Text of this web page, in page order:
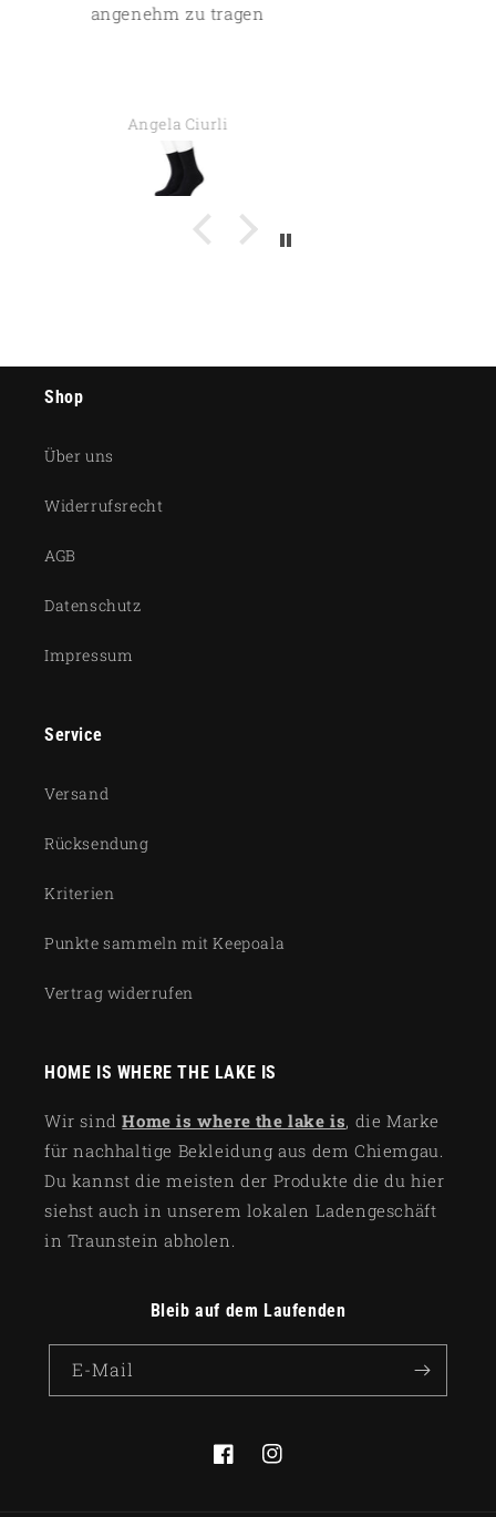
Sehr zufrieden, gute Qualität.
Elke Schwerter
Shop
Über uns
Widerrufsrecht
AGB
Datenschutz
Impressum
Service
Versand
Rücksendung
Kriterien
Punkte sammeln mit Keepoala
Vertrag widerrufen
HOME IS WHERE THE LAKE IS
Wir sindHome is where the lake is, die Marke
für nachhaltige Bekleidung aus dem Chiemgau.
Du kannst die meisten der Produkte die du hier
siehst auch in unserem lokalen Ladengeschäft
in Traunstein abholen.
Bleib auf dem Laufenden
E-Mail
FacebookInstagram